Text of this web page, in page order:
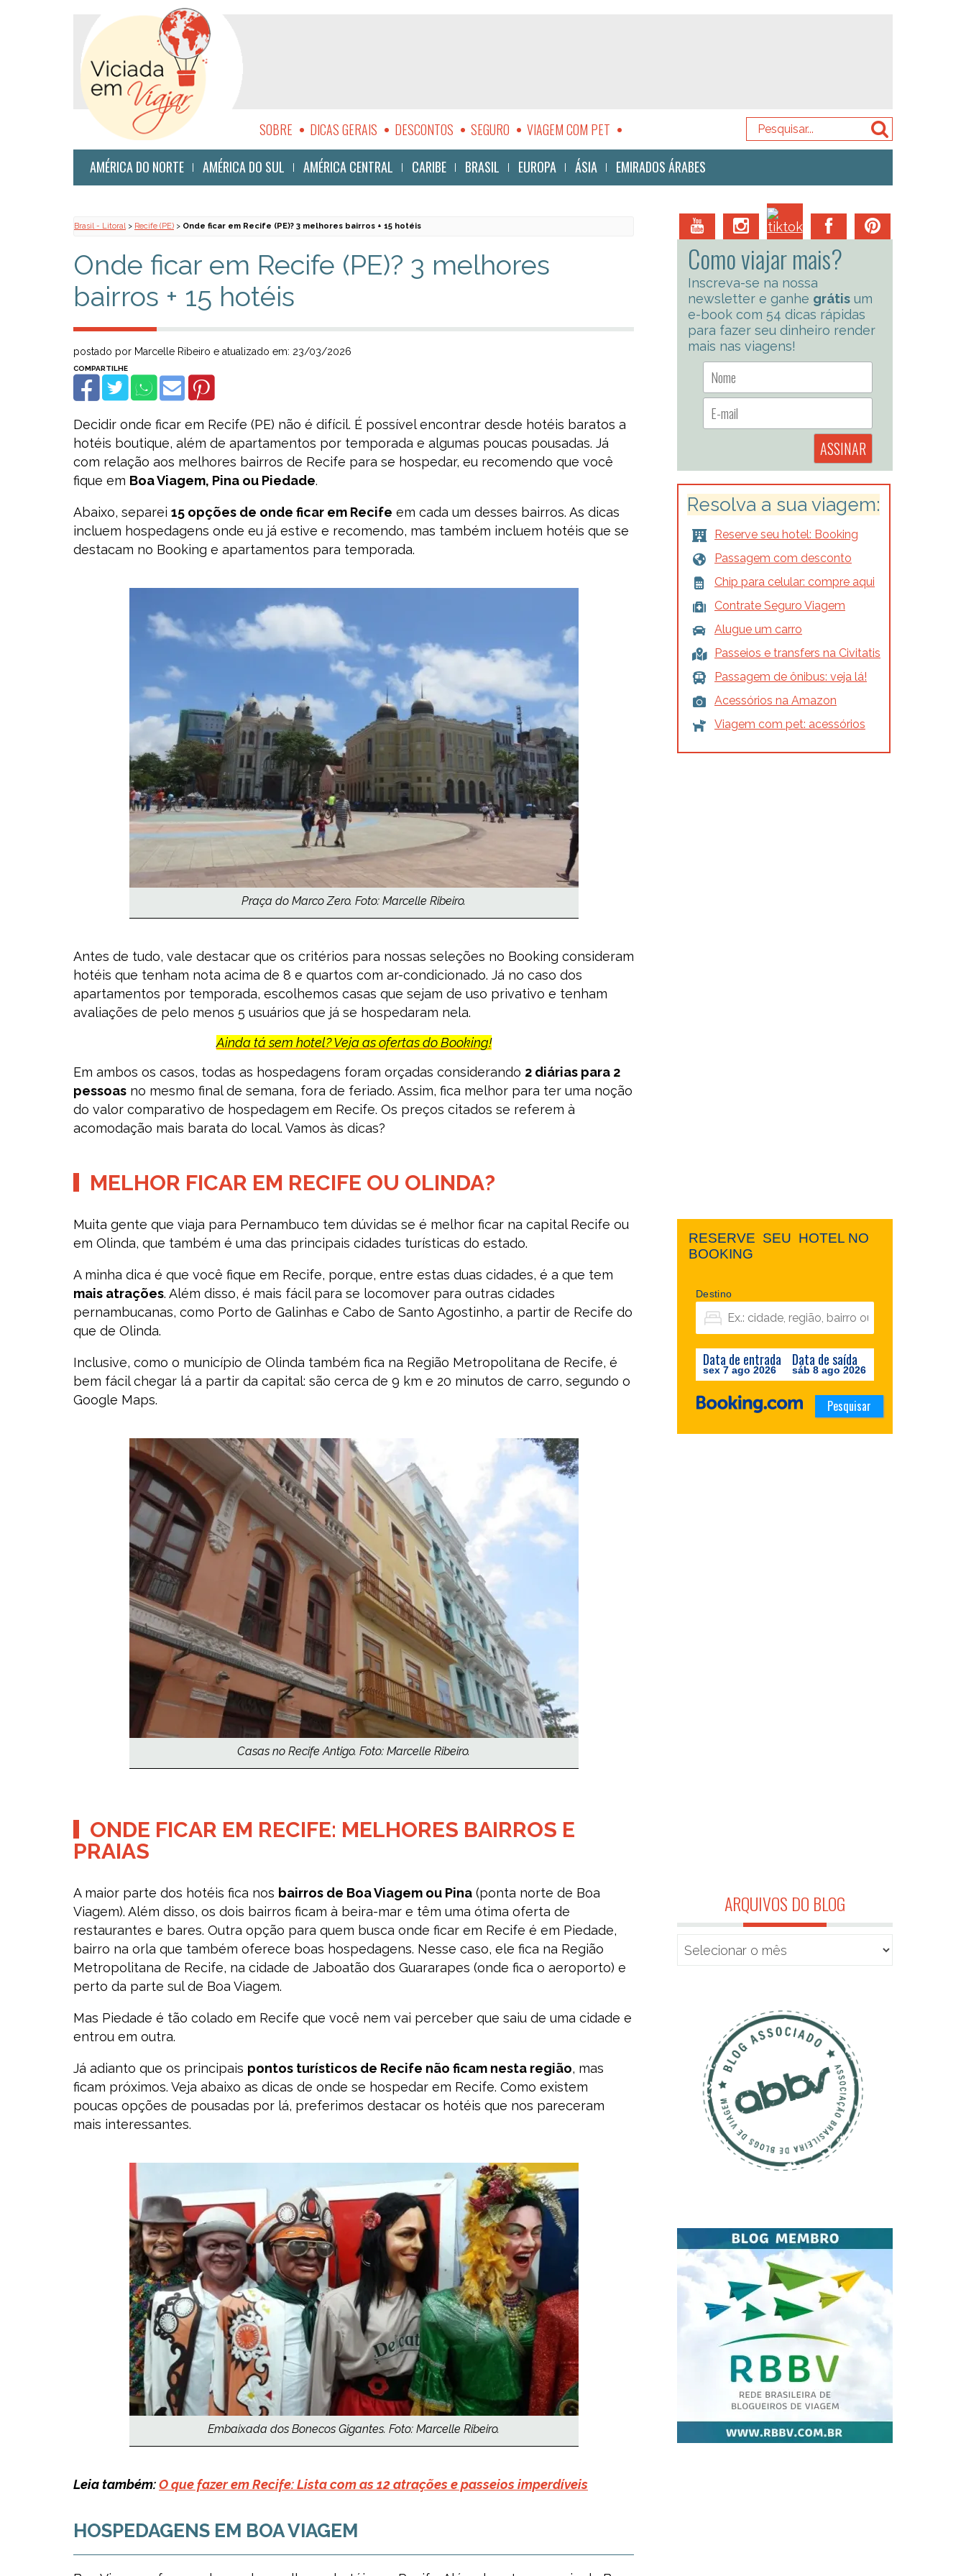
SOBRE DICAS GERAIS DESCONTOS SEGURO
VIAGEM COM PET
SUSTENTABILIDADE
AMÉRICA DO NORTE AMÉRICA DO SUL AMÉRICA CENTRAL CARIBE BRASIL EUROPA ÁSIA EMIRADOS ÁRABES
Brasil - Litoral> Recife (PE) > Onde ficar em Recife (PE)? 3 melhores bairros + 15 hotéis
Onde ficar em Recife (PE)? 3 melhores
bairros + 15 hotéis
postado por Marcelle Ribeiro e atualizado em: 23/03/2026
Decidir onde ficar em Recife (PE) não é difícil. É possível encontrar desde hotéis baratos a
hotéis boutique, além de apartamentos por temporada e algumas poucas pousadas. Já
com relação aos melhores bairros de Recife para se hospedar, eu recomendo que você
fique em Boa Viagem, Pina ou Piedade.
Abaixo, separei 15 opções de onde ficar em Recife em cada um desses bairros. As dicas
incluem hospedagens onde eu já estive e recomendo, mas também incluem hotéis que se
destacam no Booking e apartamentos para temporada.
Praça do Marco Zero. Foto: Marcelle Ribeiro.
Antes de tudo, vale destacar que os critérios para nossas seleções no Booking consideram
hotéis que tenham nota acima de 8 e quartos com ar-condicionado. Já no caso dos
apartamentos por temporada, escolhemos casas que sejam de uso privativo e tenham
avaliações de pelo menos 5 usuários que já se hospedaram nela.
Ainda tá sem hotel? Veja as ofertas do Booking!
Em ambos os casos, todas as hospedagens foram orçadas considerando 2 diárias para 2
pessoas no mesmo final de semana, fora de feriado. Assim, fica melhor para ter uma noção
do valor comparativo de hospedagem em Recife. Os preços citados se referem à
acomodação mais barata do local. Vamos às dicas?
MELHOR FICAR EM RECIFE OU OLINDA?
Muita gente que viaja para Pernambuco tem dúvidas se é melhor ficar na capital Recife ou
em Olinda, que também é uma das principais cidades turísticas do estado.
A minha dica é que você fique em Recife, porque, entre estas duas cidades, é a que tem
mais atrações. Além disso, é mais fácil para se locomover para outras cidades
pernambucanas, como Porto de Galinhas e Cabo de Santo Agostinho, a partir de Recife do
que de Olinda.
Inclusive, como o município de Olinda também fica na Região Metropolitana de Recife, é
bem fácil chegar lá a partir da capital: são cerca de 9 km e 20 minutos de carro, segundo o
Google Maps.
Casas no Recife Antigo. Foto: Marcelle Ribeiro.
ONDE FICAR EM RECIFE: MELHORES BAIRROS E
PRAIAS
A maior parte dos hotéis fica nos bairros de Boa Viagem ou Pina (ponta norte de Boa
Viagem). Além disso, os dois bairros ficam à beira-mar e têm uma ótima oferta de
restaurantes e bares. Outra opção para quem busca onde ficar em Recife é em Piedade,
bairro na orla que também oferece boas hospedagens. Nesse caso, ele fica na Região
Metropolitana de Recife, na cidade de Jaboatão dos Guararapes (onde fica o aeroporto) e
perto da parte sul de Boa Viagem.
Mas Piedade é tão colado em Recife que você nem vai perceber que saiu de uma cidade e
entrou em outra.
Já adianto que os principais pontos turísticos de Recife não ficam nesta região, mas
ficam próximos. Veja abaixo as dicas de onde se hospedar em Recife. Como existem
poucas opções de pousadas por lá, preferimos destacar os hotéis que nos pareceram
mais interessantes.
Embaixada dos Bonecos Gigantes. Foto: Marcelle Ribeiro.
Leia também:O que fazer em Recife: Lista com as 12 atrações e passeios imperdíveis
HOSPEDAGENS EM BOA VIAGEM
Como viajar mais?
Inscreva-se na nossa
newsletter e ganhe grátis um
e-book com 54 dicas rápidas
para fazer seu dinheiro render
mais nas viagens!
Resolva a sua viagem:
Reserve seu hotel: Booking
Passagem com desconto
Chip para celular: compre aqui
Contrate Seguro Viagem
Alugue um carro
Passeios e transfers na Civitatis
Passagem de ônibus: veja lá!
Acessórios na Amazon
Viagem com pet: acessórios
RESERVE ​ ​SEU ​ ​HOTEL NO ​ ​
BOOKING
Destino
Data de entrada
sex 7 ago 2026
Data de saída
sáb 8 ago 2026
ARQUIVOS DO BLOG